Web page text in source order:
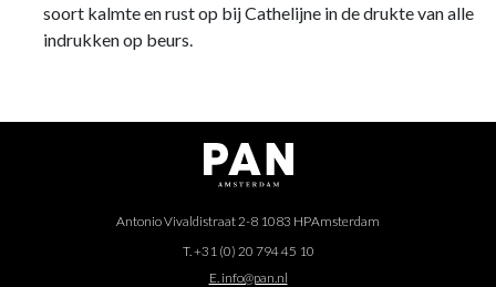
soort kalmte en rust op bij Cathelijne in de drukte van alle
indrukken op beurs.
Antonio Vivaldistraat 2-8 1083 HPAmsterdam
T. +31 (0) 20 794 45 10
E. info@pan.nl